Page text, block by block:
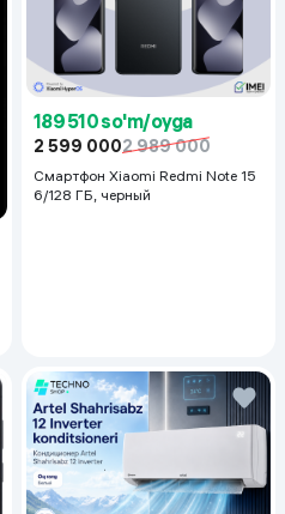
189 510 so'm/oyga
2 599 0002 989 000
Смартфон Xiaomi Redmi Note 15
6/128 ГБ, черный